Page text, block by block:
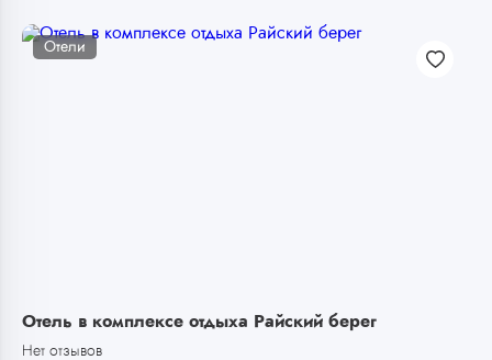
Отели
Отель в комплексе отдыха Райский берег
Нет отзывов